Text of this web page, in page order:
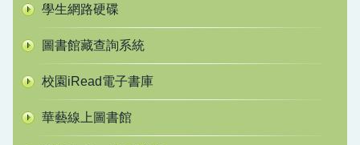
學生網路硬碟
圖書館藏查詢系統
校園iRead電子書庫
華藝線上圖書館